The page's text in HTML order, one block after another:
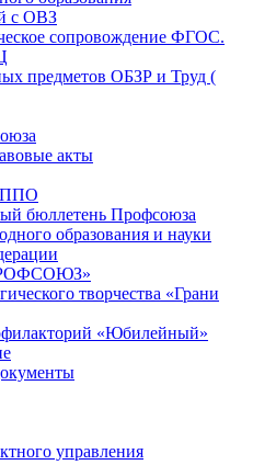
с ОВЗ
сопровождение ФГОС.
предметов ОБЗР и Труд (
акты
ППО
бюллетень Профсоюза
образования и науки
творчества «Грани
«Юбилейный»
управления